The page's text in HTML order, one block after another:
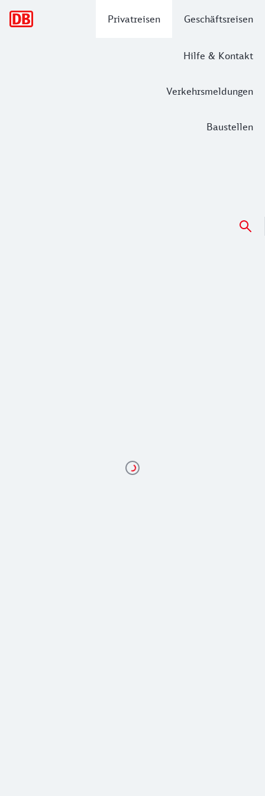
Privatreisen Geschäftsreisen
Hilfe & Kontakt
Verkehrsmeldungen
Baustellen